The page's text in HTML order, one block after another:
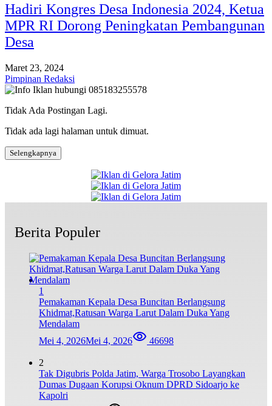
Hadiri Kongres Desa Indonesia 2024, Ketua
MPR RI Dorong Peningkatan Pembangunan
Desa
Maret 23, 2024
Pimpinan Redaksi
Tidak Ada Postingan Lagi.
Tidak ada lagi halaman untuk dimuat.
Selengkapnya
Berita Populer
1
Pemakaman Kepala Desa Buncitan Berlangsung
Khidmat,Ratusan Warga Larut Dalam Duka Yang
Mendalam
Mei 4, 2026Mei 4, 2026 46698
2
Tak Digubris Polda Jatim, Warga Trosobo Layangkan
Dumas Dugaan Korupsi Oknum DPRD Sidoarjo ke
Kapolri